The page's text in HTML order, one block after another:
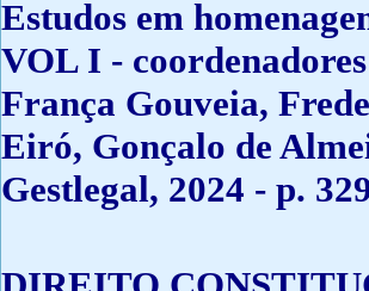
Estudos em
VOL I -
França Gouveia,
Eiró, Gonçalo de
Gestlegal, 2024 - p.